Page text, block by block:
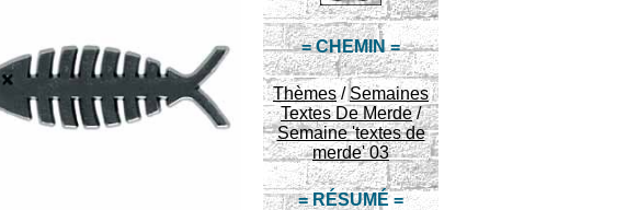
= CHEMIN =
Thèmes/Semaines
Textes De Merde/
Semaine 'textes de
merde' 03
= RÉSUMÉ =